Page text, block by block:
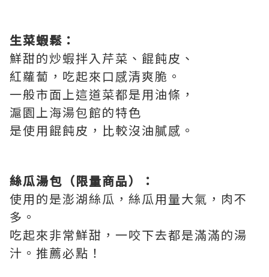
生菜蝦鬆：
鮮甜的炒蝦拌入芹菜、餛飩皮、
紅蘿蔔，吃起來口感清爽脆。
一般市面上這道菜都是用油條，
滬園上海湯包館的特色
是使用餛飩皮，比較沒油膩感。
絲瓜湯包（限量商品）：
使用的是澎湖絲瓜，絲瓜用量大氣，肉不
多。
吃起來非常鮮甜，一咬下去都是滿滿的湯
汁。推薦必點！